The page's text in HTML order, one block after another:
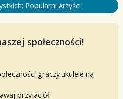
Popularni Artyści
społeczności!
graczy ukulele na
przyjaciół